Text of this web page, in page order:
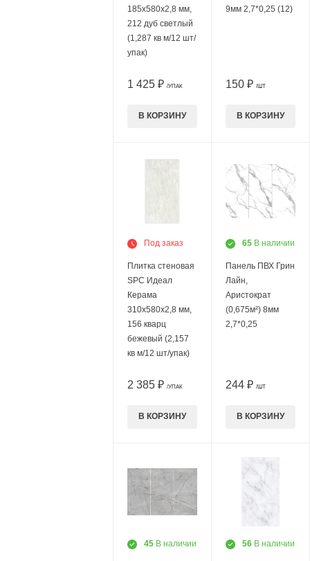
185х580х2,8 мм,
212 дуб светлый
(1,287 кв м/12 шт/
упак)
1 425 ₽ /УПАК
В КОРЗИНУ
9мм 2,7*0,25 (12)
150 ₽ /ШТ
В КОРЗИНУ
Под заказ
Плитка стеновая
SPC Идеал
Керама
310х580х2,8 мм,
156 кварц
бежевый (2,157
кв м/12 шт/упак)
2 385 ₽ /УПАК
В КОРЗИНУ
65 В наличии
Панель ПВХ Грин
Лайн,
Аристократ
(0,675м²) 8мм
2,7*0,25
244 ₽ /ШТ
В КОРЗИНУ
45 В наличии 56 В наличии